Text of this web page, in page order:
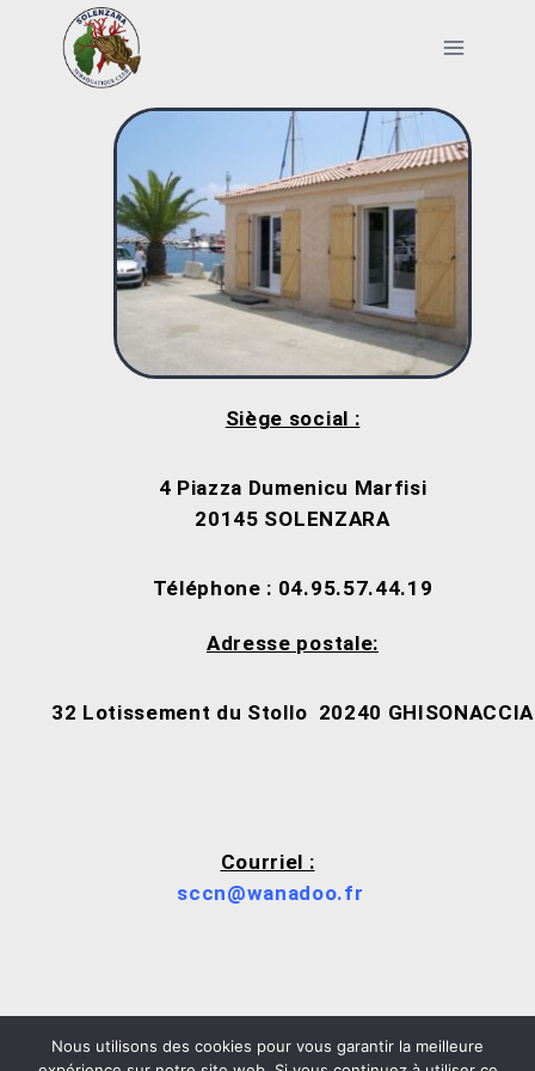
Siège social :
4 Piazza Dumenicu Marfisi
20145 SOLENZARA
Téléphone : 04.95.57.44.19
Adresse postale:
32 Lotissement du Stollo 20240 GHISONACCIA
Courriel :
sccn@wanadoo.fr
Mentions légales
Nous utilisons des cookies pour vous garantir la meilleure